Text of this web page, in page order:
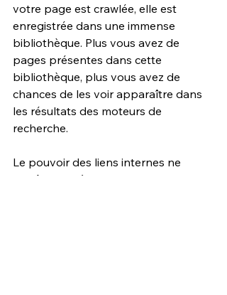
votre page est crawlée, elle est
enregistrée dans une immense
bibliothèque. Plus vous avez de
pages présentes dans cette
bibliothèque, plus vous avez de
chances de les voir apparaître dans
les résultats des moteurs de
recherche.
Le pouvoir des liens internes ne
s’arrête pas là. En liant vos articles